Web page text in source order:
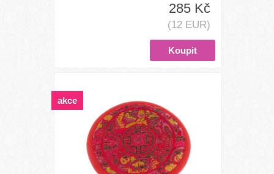
285 Kč
(12 EUR)
akce